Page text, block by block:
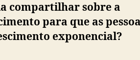
compartilhar sobre a
para que as
exponencial?